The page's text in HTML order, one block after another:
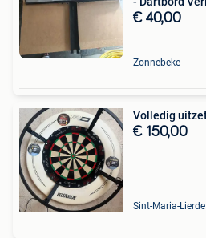
€ 40,00
Zonnebeke
Volledig
€ 150,00
Sint-Maria-Lierde